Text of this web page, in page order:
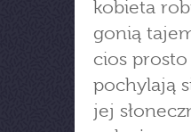
kobieta
gonią
cios
pochylają
jej